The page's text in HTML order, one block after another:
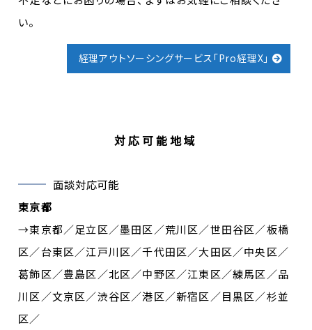
い。
経理アウトソーシングサービス「Pro経理X」
対応可能地域
面談対応可能
東京都
→東京都／足立区／墨田区／荒川区／世田谷区／板橋
区／台東区／江戸川区／千代田区／大田区／中央区／
葛飾区／豊島区／北区／中野区／江東区／練馬区／品
川区／文京区／渋谷区／港区／新宿区／目黒区／杉並
区／